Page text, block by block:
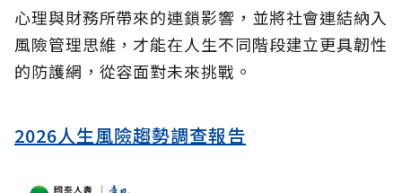
心理與財務所帶來的連鎖影響，並將社會連結納入
風險管理思維，才能在人生不同階段建立更具韌性
的防護網，從容面對未來挑戰。
2026人生風險趨勢調查報告